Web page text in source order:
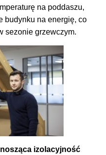
na poddaszu,
budynku na energię, co
sezonie grzewczym.
izolacyjność